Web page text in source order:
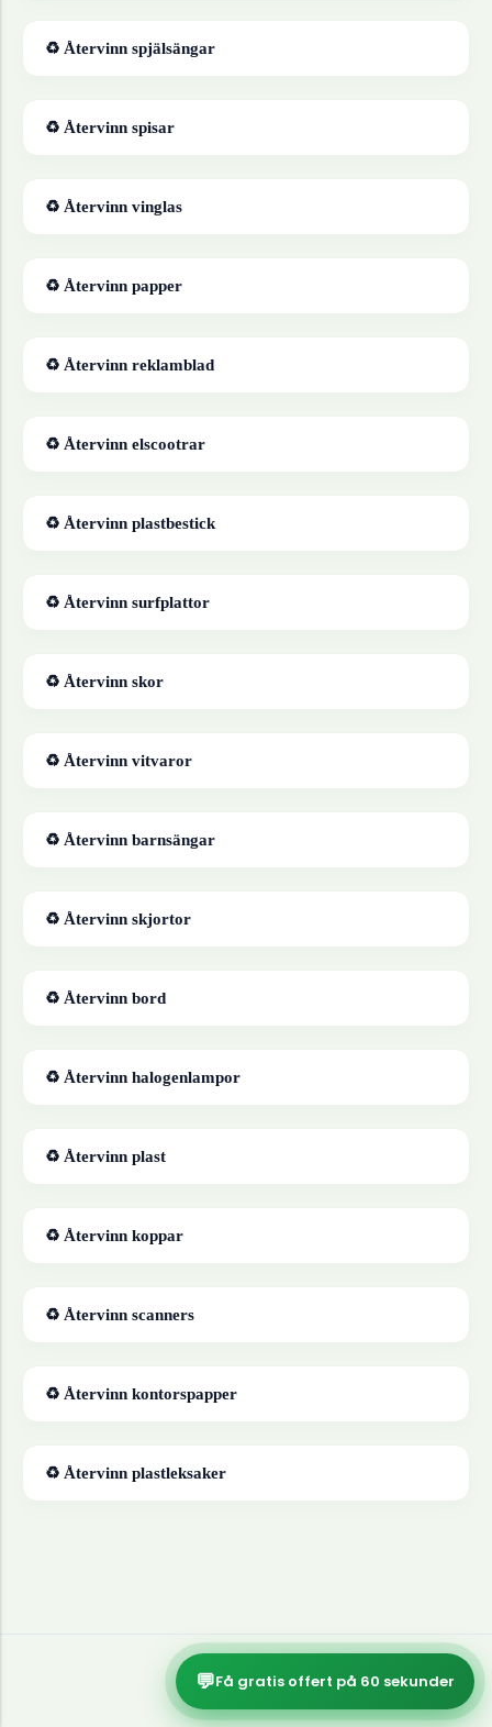
♻ Återvinn spjälsängar
♻ Återvinn spisar
♻ Återvinn vinglas
♻ Återvinn papper
♻ Återvinn reklamblad
♻ Återvinn elscootrar
♻ Återvinn plastbestick
♻ Återvinn surfplattor
♻ Återvinn skor
♻ Återvinn vitvaror
♻ Återvinn barnsängar
♻ Återvinn skjortor
♻ Återvinn bord
♻ Återvinn halogenlampor
♻ Återvinn plast
♻ Återvinn koppar
♻ Återvinn scanners
♻ Återvinn kontorspapper
♻ Återvinn plastleksaker
💬Få gratis offert på 60 sekunder